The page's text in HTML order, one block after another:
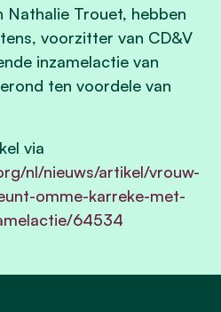
Nathalie Trouet, hebben
voorzitter van CD&V
inzamelactie van
ten voordele van
via
nl/nieuws/artikel/vrouw-
omme-karreke-met-
64534